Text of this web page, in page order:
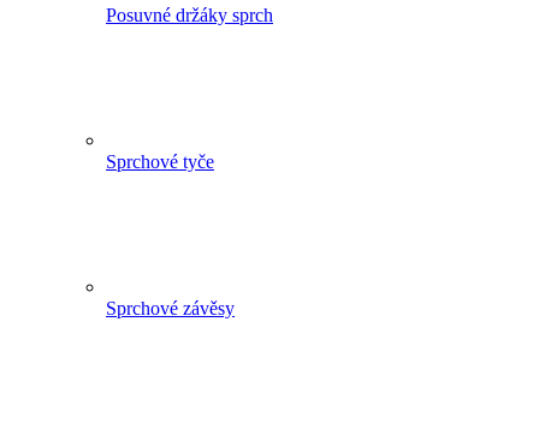
Posuvné držáky sprch
Sprchové tyče
Sprchové závěsy